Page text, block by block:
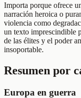
Importa porque ofrece
narración heroica o
violencia como
un texto imprescindible
de las élites y el poder
insoportable.
Resumen por
Europa en guerra